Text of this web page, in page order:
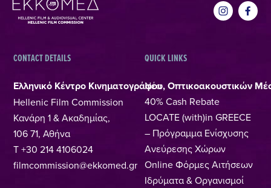
CONTACT DETAILS
Ελληνικό Κέντρο Κινηματογράφου, Οπτικοακουστικών
Hellenic Film Commission
Κανάρη 1 & Ακαδημίας,
106 71, Αθήνα
T +30 214 4106024
filmcommission@ekkomed.gr
QUICK LINKS
Νέα
40% Cash Rebate
LOCATE (with)in GREECE
– Πρόγραμμα Ενίσχυσης
Ανεύρεσης Χώρων
Online Φόρμες Αιτήσεων
Ιδρύματα & Οργανισμοί